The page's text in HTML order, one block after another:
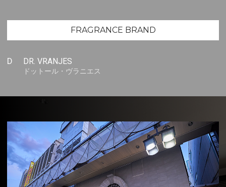
FRAGRANCE BRAND
D DR. VRANJES
ドットール・ヴラニエス